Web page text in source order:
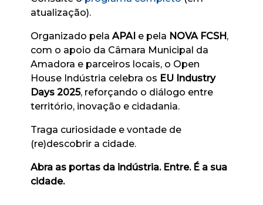
atualização).
Organizado pelaAPAI e pela NOVA FCSH,
com o apoio da Câmara Municipal da
Amadora e parceiros locais, o Open
House Indústria celebra os EU Industry
Days 2025, reforçando o diálogo entre
território, inovação e cidadania.
Traga curiosidade e vontade de
(re)descobrir a cidade.
Abra as portas da indústria. Entre. É a sua
cidade.